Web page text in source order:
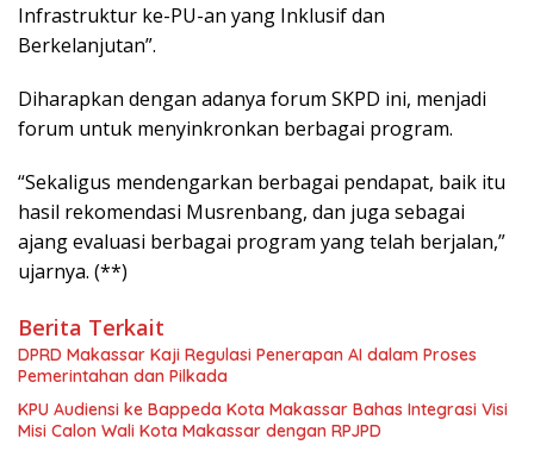
Infrastruktur ke-PU-an yang Inklusif dan
Berkelanjutan”.
Diharapkan dengan adanya forum SKPD ini, menjadi
forum untuk menyinkronkan berbagai program.
“Sekaligus mendengarkan berbagai pendapat, baik itu
hasil rekomendasi Musrenbang, dan juga sebagai
ajang evaluasi berbagai program yang telah berjalan,”
ujarnya. (**)
Berita Terkait
DPRD Makassar Kaji Regulasi Penerapan AI dalam Proses
Pemerintahan dan Pilkada
KPU Audiensi ke Bappeda Kota Makassar Bahas Integrasi Visi
Misi Calon Wali Kota Makassar dengan RPJPD